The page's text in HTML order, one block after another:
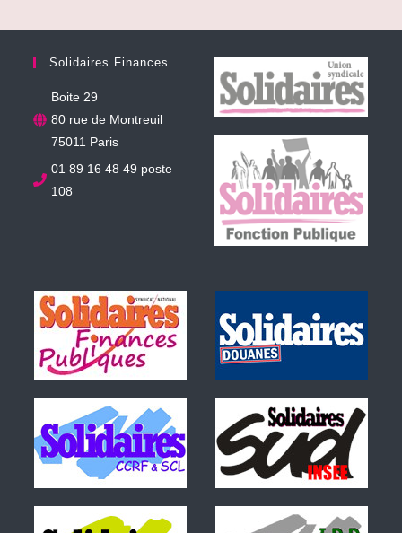
Solidaires Finances
Boite 29
80 rue de Montreuil
75011 Paris
01 89 16 48 49 poste
108